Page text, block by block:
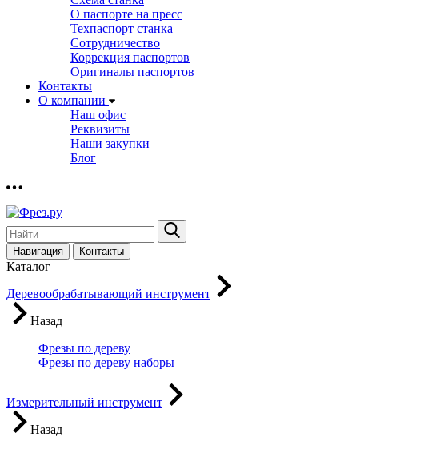
О паспорте на пресс
Техпаспорт станка
Сотрудничество
Коррекция паспортов
Оригиналы паспортов
Контакты
О компании
Наш офис
Реквизиты
Наши закупки
Блог
Навигация Контакты
Каталог
Деревообрабатывающий инструмент
Назад
Фрезы по дереву
Фрезы по дереву наборы
Измерительный инструмент
Назад